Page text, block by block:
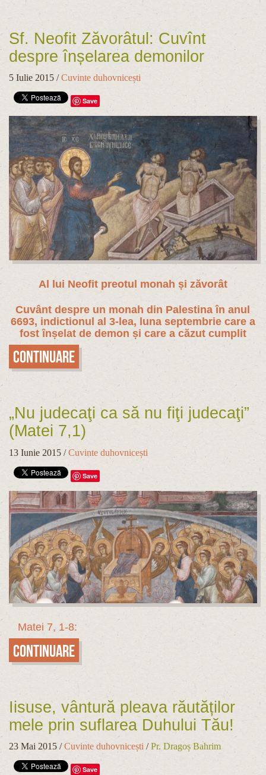
Sf. Neofit Zăvorâtul: Cuvînt
despre înșelarea demonilor
5 Iulie 2015 /Cuvinte duhovnicești
Save
Al lui Neofit preotul monah și zăvorât
Cuvânt despre un monah din Palestina în anul
6693, indictionul al 3-lea, luna septembrie care a
fost înșelat de demon și care a căzut cumplit
Continuare
„Nu judecaţi ca să nu fiţi judecaţi”
(Matei 7,1)
13 Iunie 2015 /Cuvinte duhovnicești
Save
Matei 7, 1-8:
Continuare
Iisuse, vântură pleava răutăților
mele prin suflarea Duhului Tău!
23 Mai 2015 /Cuvinte duhovnicești /Pr. Dragoș Bahrim
Save